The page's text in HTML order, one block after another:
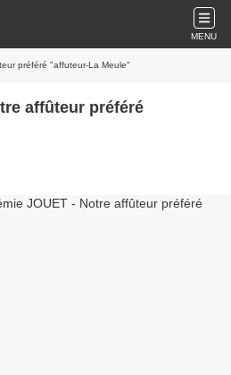
MENU
préféré "affuteur-La Meule"
affûteur préféré